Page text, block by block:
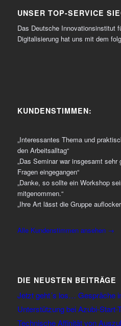
UNSER TOP-SERVICE
Das Deutsche Innovationsinstitut
Digitalisierung hat uns mit dem
KUNDENSTIMMEN:
„Interessantes Thema und
den Arbeitsalltag“
„Das Seminar war insgesamt
Fragen eingegangen“
„Danke, so sollte ein Workshop
mitgenommen.“
„Ihre Art lässt die Gruppe
Alle Kundenstimmen ansehen →
DIE NEUSTEN BEITRÄGE
Jetzt geht´s los… Gespräche
Unterstützung bei Azubi-Start-
Technische Affinität von